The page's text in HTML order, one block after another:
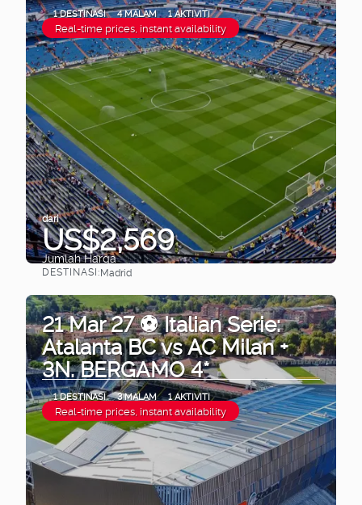
1 DESTINASI 4 MALAM 1 AKTIVITI
Real-time prices, instant availability
dari
US$2,569
Jumlah Harga
DESTINASI:Madrid
21 Mar 27 ⚽ Italian Serie:
Atalanta BC vs AC Milan +
3N. BERGAMO 4*
1 DESTINASI 3 MALAM 1 AKTIVITI
Real-time prices, instant availability